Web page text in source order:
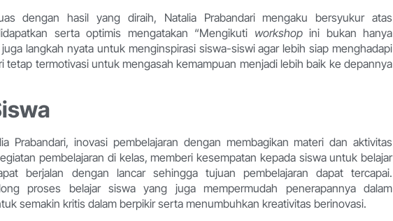
dengan hasil yang diraih, Natalia Prabandari mengaku bersyukur atas
serta optimis mengatakan “Mengikuti workshopini bukan hanya
langkah nyata untuk menginspirasi siswa-siswi agar lebih siap menghadapi
tetap termotivasi untuk mengasah kemampuan menjadi lebih baik ke depannya
Prabandari, inovasi pembelajaran dengan membagikan materi dan aktivitas
pembelajaran di kelas, memberi kesempatan kepada siswa untuk belajar
berjalan dengan lancar sehingga tujuan pembelajaran dapat tercapai.
proses belajar siswa yang juga mempermudah penerapannya dalam
semakin kritis dalam berpikir serta menumbuhkan kreativitas berinovasi.